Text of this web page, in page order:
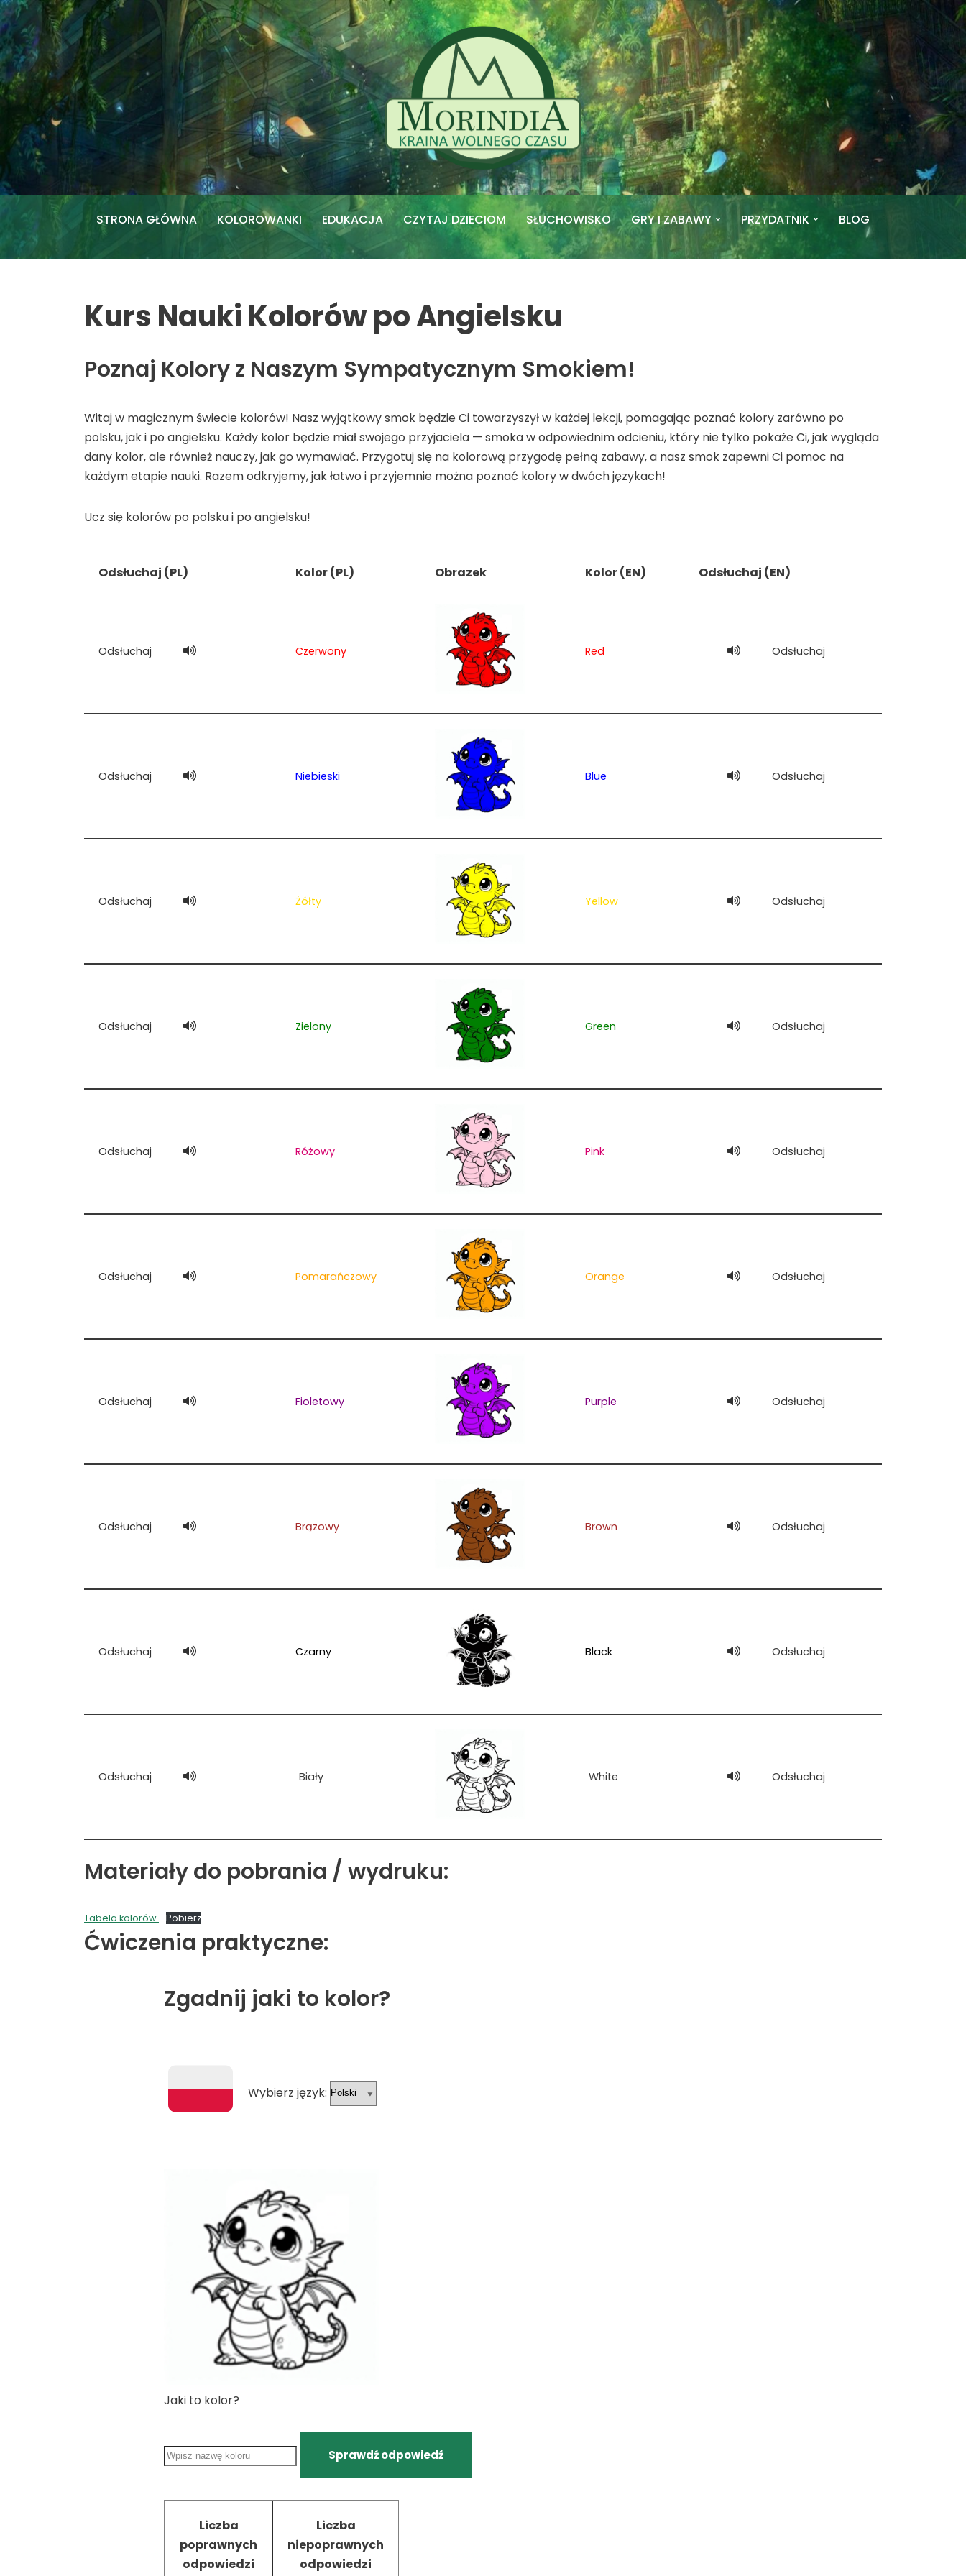
Przejdź
do
treści
STRONA GŁÓWNA KOLOROWANKI EDUKACJA CZYTAJ DZIECIOM SŁUCHOWISKO GRY I ZABAWY PRZYDATNIK BLOG
Kurs Nauki Kolorów po Angielsku
Poznaj Kolory z Naszym Sympatycznym Smokiem!
Witaj w magicznym świecie kolorów! Nasz wyjątkowy smok będzie Ci towarzyszył w każdej lekcji, pomagając poznać kolory zarówno po
polsku, jak i po angielsku. Każdy kolor będzie miał swojego przyjaciela — smoka w odpowiednim odcieniu, który nie tylko pokaże Ci, jak wygląda
dany kolor, ale również nauczy, jak go wymawiać. Przygotuj się na kolorową przygodę pełną zabawy, a nasz smok zapewni Ci pomoc na
każdym etapie nauki. Razem odkryjemy, jak łatwo i przyjemnie można poznać kolory w dwóch językach!
Ucz się kolorów po polsku i po angielsku!
Odsłuchaj (PL) Kolor (PL) Obrazek Kolor (EN) Odsłuchaj (EN)
Odsłuchaj Czerwony Red Odsłuchaj
Odsłuchaj Niebieski Blue Odsłuchaj
Odsłuchaj Żółty Yellow Odsłuchaj
Odsłuchaj Zielony Green Odsłuchaj
Odsłuchaj Różowy Pink Odsłuchaj
Odsłuchaj Pomarańczowy Orange Odsłuchaj
Odsłuchaj Fioletowy Purple Odsłuchaj
Odsłuchaj Brązowy Brown Odsłuchaj
Odsłuchaj Czarny Black Odsłuchaj
Odsłuchaj Biały White Odsłuchaj
Materiały do pobrania / wydruku:
Tabela kolorów Pobierz
Ćwiczenia praktyczne:
Zgadnij jaki to kolor?
Wybierz język:
Jaki to kolor?
Sprawdź odpowiedź
Liczba
poprawnych
odpowiedzi
Liczba
niepoprawnych
odpowiedzi